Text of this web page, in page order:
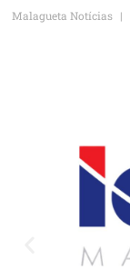
Malagueta Notícias